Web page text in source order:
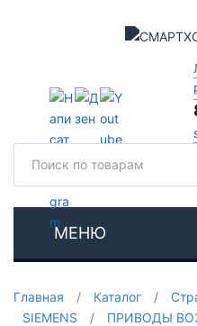
МЕНЮ
Главная / Каталог /
SIEMENS
/ ПРИВОДЫ